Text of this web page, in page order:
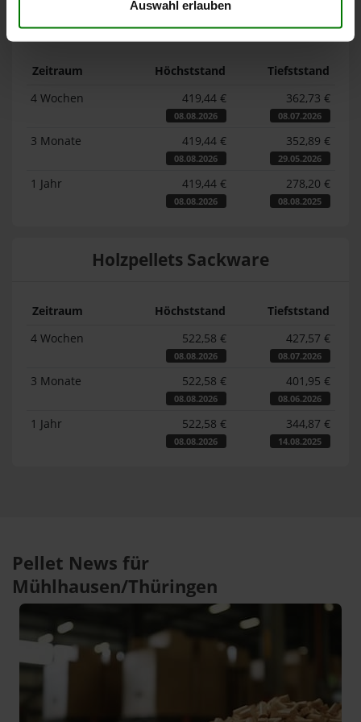
Auswahl erlauben
Zeitraum Höchststand
Tiefststand
4 Wochen
419,44 €
08.08.2026
362,73 €
08.07.2026
3 Monate 419,44 €
08.08.2026
352,89 €
29.05.2026
1 Jahr 419,44 €
08.08.2026
278,20 €
08.08.2025
Holzpellets Sackware
Zeitraum Höchststand
Tiefststand
4 Wochen
522,58 €
08.08.2026
427,57 €
08.07.2026
3 Monate 522,58 €
08.08.2026
401,95 €
08.06.2026
1 Jahr 522,58 €
08.08.2026
344,87 €
14.08.2025
Pellet News für
Mühlhausen/Thüringen